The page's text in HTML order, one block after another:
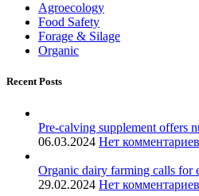
Agroecology
Food Safety
Forage & Silage
Organic
Recent Posts
Pre-calving supplement offers
06.03.2024 Нет комментариев
Organic dairy farming calls for
29.02.2024 Нет комментариев